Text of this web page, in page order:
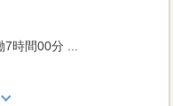
時間00分 ...